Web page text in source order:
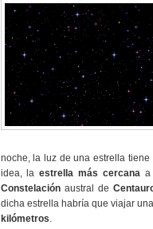
noche, la luz de una estrella
idea, laestrella más cercana a
Constelaciónaustral de
dicha estrella habría que viajar
kilómetros.